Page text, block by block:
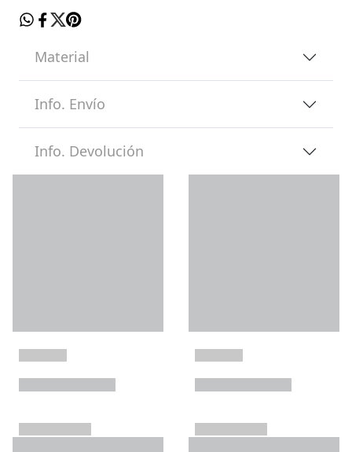
Material
Info. Envío
Info. Devolución